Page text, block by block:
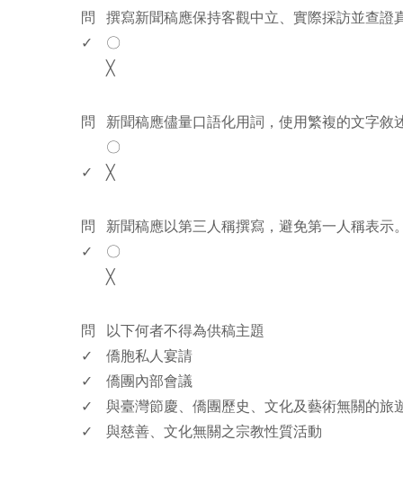
問
撰寫新聞稿應保持客觀中立、實際採訪並查證
✓
〇
╳
問
新聞稿應儘量口語化用詞，使用繁複的文字敘
〇
✓
╳
問
新聞稿應以第三人稱撰寫，避免第一人稱表示。
✓
〇
╳
問
以下何者不得為供稿主題
✓
僑胞私人宴請
✓
僑團內部會議
✓
與臺灣節慶、僑團歷史、文化及藝術無關的旅
✓
與慈善、文化無關之宗教性質活動